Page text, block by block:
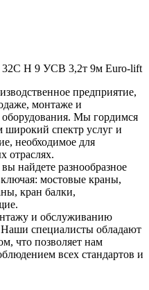
32С H 9 УСВ 3,2т 9м Euro-lift
предприятие,
монтаже и
Мы гордимся
широкий спектр услуг и
необходимое для
отраслях.
найдете разнообразное
мостовые краны,
кран балки,
и обслуживанию
Наши специалисты обладают
что позволяет нам
всех стандартов и